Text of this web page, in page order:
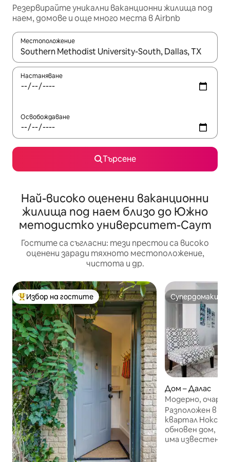
Резервирайте уникални ваканционни жилища под
наем, домове и още много места в Airbnb
Местоположение
Когато резултатите се покажат, използвайте
Настаняване
Освобождаване
Търсене
Най-високо оценени ваканционни
жилища под наем близо до Южно
методистко университет-Саут
Гостите са съгласни: тези престои са високо
оценени заради тяхното местоположение,
чистота и др.
Най-популярен избор на гостите
Избор на гостите Супердомакин
Супердомакин
Дом – Далас
Модерно,
Нокс -
Разположен в
квартал Нокс -
обновен дом,
има известен